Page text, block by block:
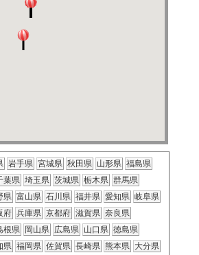
岩手県 宮城県 秋田県 山形県 福島県
葉県 埼玉県 茨城県 栃木県 群馬県
県 富山県 石川県 福井県 愛知県 岐阜県
府 兵庫県 京都府 滋賀県 奈良県
根県 岡山県 広島県 山口県 徳島県
県 福岡県 佐賀県 長崎県 熊本県 大分県